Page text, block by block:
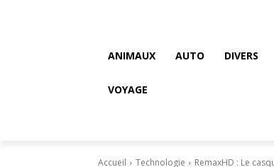
ANIMAUX AUTO DIVERS
VOYAGE
Accueil Technologie RemaxHD : Le